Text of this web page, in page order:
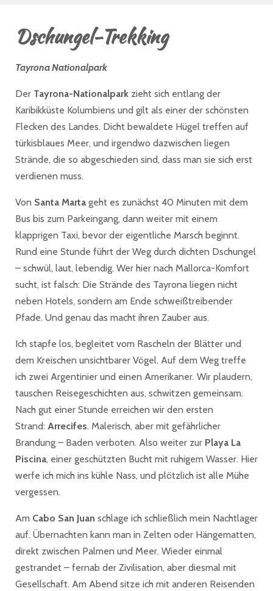
Dschungel-Trekking
Tayrona Nationalpark
Der Tayrona-Nationalpark zieht sich entlang der
Karibikküste Kolumbiens und gilt als einer der schönsten
Flecken des Landes. Dicht bewaldete Hügel treffen auf
türkisblaues Meer, und irgendwo dazwischen liegen
Strände, die so abgeschieden sind, dass man sie sich erst
verdienen muss.
Von Santa Marta geht es zunächst 40 Minuten mit dem
Bus bis zum Parkeingang, dann weiter mit einem
klapprigen Taxi, bevor der eigentliche Marsch beginnt.
Rund eine Stunde führt der Weg durch dichten Dschungel
– schwül, laut, lebendig. Wer hier nach Mallorca-Komfort
sucht, ist falsch: Die Strände des Tayrona liegen nicht
neben Hotels, sondern am Ende schweißtreibender
Pfade. Und genau das macht ihren Zauber aus.
Ich stapfe los, begleitet vom Rascheln der Blätter und
dem Kreischen unsichtbarer Vögel. Auf dem Weg treffe
ich zwei Argentinier und einen Amerikaner. Wir plaudern,
tauschen Reisegeschichten aus, schwitzen gemeinsam.
Nach gut einer Stunde erreichen wir den ersten
Strand: Arrecifes. Malerisch, aber mit gefährlicher
Brandung – Baden verboten. Also weiter zur Playa La
Piscina, einer geschützten Bucht mit ruhigem Wasser. Hier
werfe ich mich ins kühle Nass, und plötzlich ist alle Mühe
vergessen.
Am Cabo San Juan schlage ich schließlich mein Nachtlager
auf. Übernachten kann man in Zelten oder Hängematten,
direkt zwischen Palmen und Meer. Wieder einmal
gestrandet – fernab der Zivilisation, aber diesmal mit
Gesellschaft. Am Abend sitze ich mit anderen Reisenden